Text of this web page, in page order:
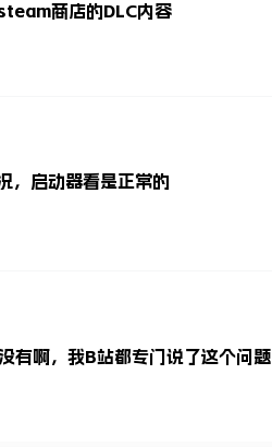
商店的DLC内容
，启动器看是正常的
有啊，我B站都专门说了这个问题